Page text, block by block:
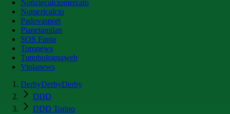
Notiziecalciomercato
Numericalcio
Padovasport
Pianetamilan
SOS Fanta
Toronews
Tuttobolognaweb
Violanews
DerbyDerbyDerby
DDD
DDD Torino